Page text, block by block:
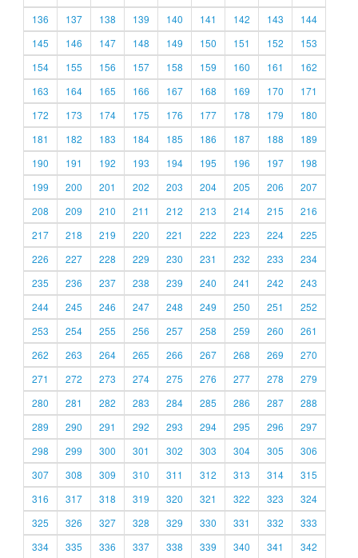
136
137 138 139 140 141 142 143
144
145
146 147 148 149 150 151 152
153
154
155 156 157 158 159 160 161
162
163
164 165 166 167 168 169 170
171
172
173 174 175 176 177 178 179
180
181
182 183 184 185 186 187 188
189
190
191 192 193 194 195 196 197
198
199
200 201 202 203 204 205 206
207
208
209 210 211 212 213 214 215
216
217
218 219 220 221 222 223 224
225
226
227 228 229 230 231 232 233
234
235
236 237 238 239 240 241 242
243
244
245 246 247 248 249 250 251
252
253
254 255 256 257 258 259 260
261
262
263 264 265 266 267 268 269
270
271
272 273 274 275 276 277 278
279
280
281 282 283 284 285 286 287
288
289
290 291 292 293 294 295 296
297
298
299 300 301 302 303 304 305
306
307
308 309 310 311 312 313 314
315
316
317 318 319 320 321 322 323
324
325
326 327 328 329 330 331 332
333
334
335 336 337 338 339 340 341 342